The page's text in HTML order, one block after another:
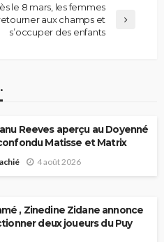
le 8 mars, les femmes
aux champs et
s’occuper des enfants
Reeves aperçu au Doyenné
Matisse et Matrix
4 août 2026
, Zinedine Zidane annonce
deux joueurs du Puy